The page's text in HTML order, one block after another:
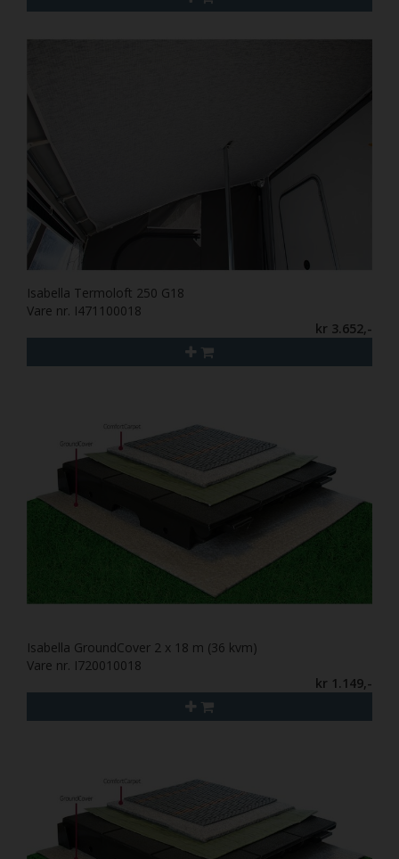
Isabella Termoloft 250 G18
Vare nr. I471100018
kr 3.652,-
Isabella GroundCover 2 x 18 m (36 kvm)
Vare nr. I720010018
kr 1.149,-